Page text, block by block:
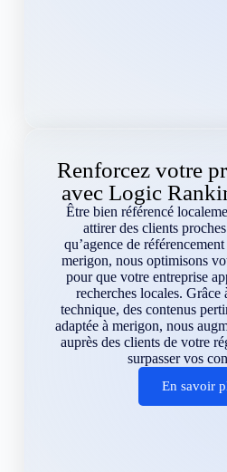
Renforcez votre
avec Logic
Être bien référencé
attirer des clients
qu’agence de
merigon, nous optimisons
pour que votre entreprise
recherches locales. Grâce
technique, des contenus
adaptée à merigon, nous
auprès des clients de votre
surpasser vos
En savoir